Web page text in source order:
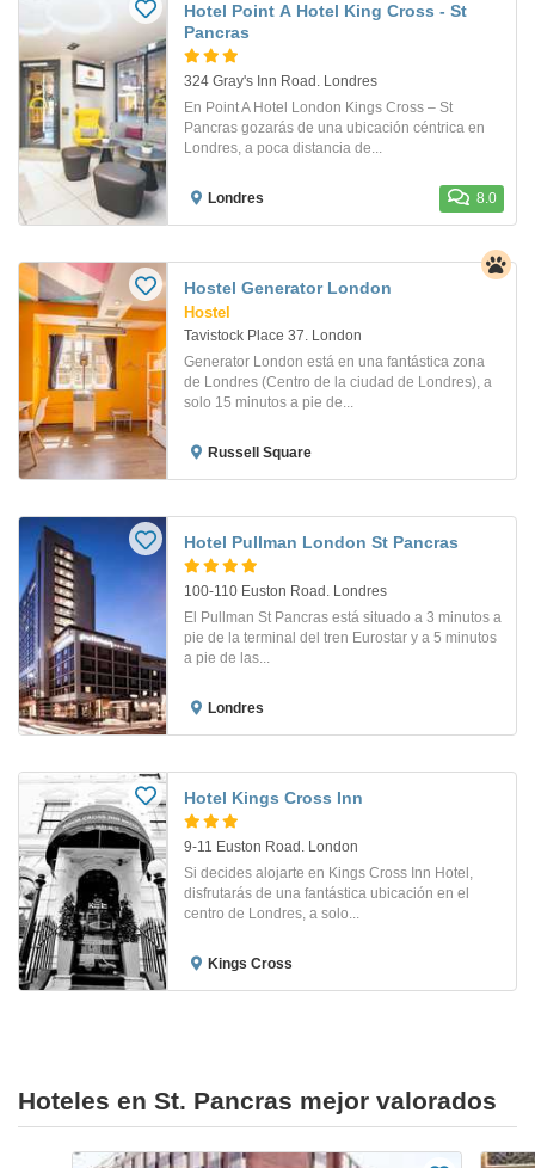
Hotel Point A Hotel King Cross - St
Pancras
324 Gray's Inn Road. Londres
En Point A Hotel London Kings Cross – St
Pancras gozarás de una ubicación céntrica en
Londres, a poca distancia de...
Londres 8.0
Hostel Generator London
Hostel
Tavistock Place 37. London
Generator London está en una fantástica zona
de Londres (Centro de la ciudad de Londres), a
solo 15 minutos a pie de...
Russell Square
Hotel Pullman London St Pancras
100-110 Euston Road. Londres
El Pullman St Pancras está situado a 3 minutos a
pie de la terminal del tren Eurostar y a 5 minutos
a pie de las...
Londres
Hotel Kings Cross Inn
9-11 Euston Road. London
Si decides alojarte en Kings Cross Inn Hotel,
disfrutarás de una fantástica ubicación en el
centro de Londres, a solo...
Kings Cross
Hoteles en St. Pancras mejor valorados